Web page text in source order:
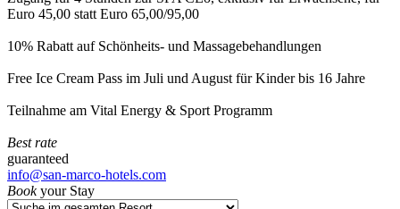
Euro 45,00 statt Euro 65,00/95,00
10% Rabatt auf Schönheits- und Massagebehandlungen
Free Ice Cream Pass im Juli und August für Kinder bis 16 Jahre
Teilnahme am Vital Energy & Sport Programm
Best rate
guaranteed
info@san-marco-hotels.com
Bookyour Stay